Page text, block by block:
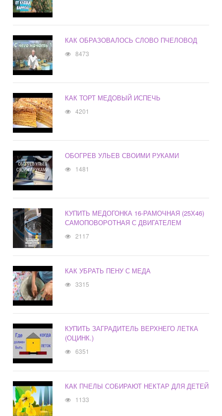
КАК ОБРАЗОВАЛОСЬ СЛОВО ПЧЕЛОВОД
8473
КАК ТОРТ МЕДОВЫЙ ИСПЕЧЬ
4201
ОБОГРЕВ УЛЬЕВ СВОИМИ РУКАМИ
1481
КУПИТЬ МЕДОГОНКА 16-РАМОЧНАЯ (25Х46)
САМОПОВОРОТНАЯ С ДВИГАТЕЛЕМ
2117
КАК УБРАТЬ ПЕНУ С МЕДА
3315
КУПИТЬ ЗАГРАДИТЕЛЬ ВЕРХНЕГО ЛЕТКА
(ОЦИНК.)
6351
КАК ПЧЕЛЫ СОБИРАЮТ НЕКТАР ДЛЯ ДЕТЕЙ
1133